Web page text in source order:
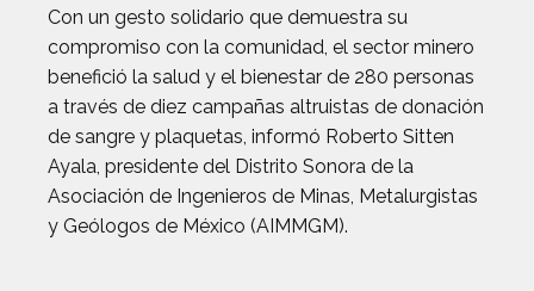
Con un gesto solidario que demuestra su
compromiso con la comunidad, el sector minero
benefició la salud y el bienestar de 280 personas
a través de diez campañas altruistas de donación
de sangre y plaquetas, informó Roberto Sitten
Ayala, presidente del Distrito Sonora de la
Asociación de Ingenieros de Minas, Metalurgistas
y Geólogos de México (AIMMGM).